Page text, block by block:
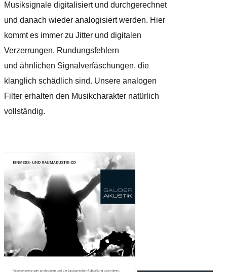
Musiksignale digitalisiert und durchgerechnet
und danach wieder analogisiert werden. Hier
kommt es immer zu Jitter und digitalen
Verzerrungen, Rundungsfehlern
und ähnlichen Signalverfäschungen, die
klanglich schädlich sind. Unsere analogen
Filter erhalten den Musikcharakter natürlich
vollständig.